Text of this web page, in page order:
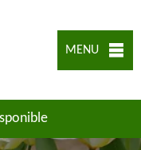
MENU